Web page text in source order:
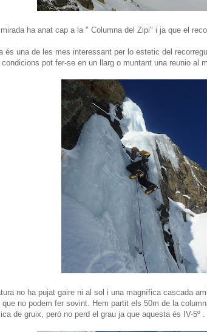
mirada ha anat cap a la " Columna del Zipi" i ja que el
és una de les mes interessant per lo estetic del
pot fer-se en un llarg o muntant una reunio al
no ha pujat gaire ni al sol i una magnífica cascada
que no podem fer sovint. Hem partit els 50m de la
de gruix, però no perd el grau ja que aquesta és IV-5º .